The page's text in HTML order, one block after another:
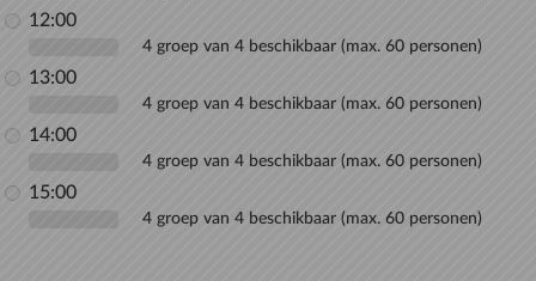
12:00
4 groep van 4 beschikbaar (max. 60 personen)
13:00
4 groep van 4 beschikbaar (max. 60 personen)
14:00
4 groep van 4 beschikbaar (max. 60 personen)
15:00
4 groep van 4 beschikbaar (max. 60 personen)